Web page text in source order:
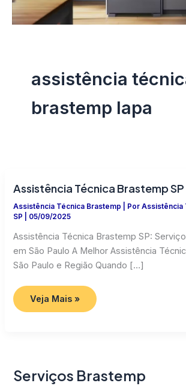
assistência
brastemp lapa
Assistência Técnica Brastemp SP
Assistência Técnica Brastemp | PorAssistência
SP
05/09/2025
Assistência Técnica Brastemp SP:
em São Paulo A Melhor Assistência
São Paulo e Região Quando […]
Assistência
Técnica
Brastemp
Veja Mais »
Serviços Brastemp